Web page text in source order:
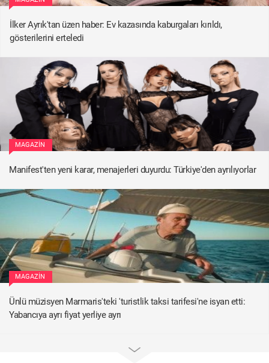
İlker Ayrık'tan üzen haber: Ev kazasında kaburgaları kırıldı,
gösterilerini erteledi
MAGAZIN
Manifest'ten yeni karar, menajerleri duyurdu: Türkiye'den ayrılıyorlar
MAGAZIN
Ünlü müzisyen Marmaris'teki 'turistlik taksi tarifesi'ne isyan etti:
Yabancıya ayrı fiyat yerliye ayrı